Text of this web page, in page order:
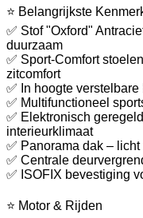
⭐ Belangrijkste
✅ Stof "Oxford"
duurzaam
✅ Sport-Comfort
zitcomfort
✅ In hoogte
✅ Multifunctioneel
✅ Elektronisch
interieurklimaat
✅ Panorama dak –
✅ Centrale
✅ ISOFIX bevestiging
⭐ Motor & Rijden